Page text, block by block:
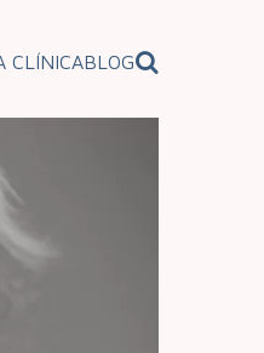
CLÍNICABLOG